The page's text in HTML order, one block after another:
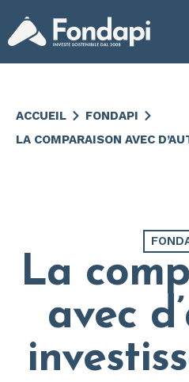
ACCUEIL
FONDAPI
LA COMPARAISON AVEC
La
avec